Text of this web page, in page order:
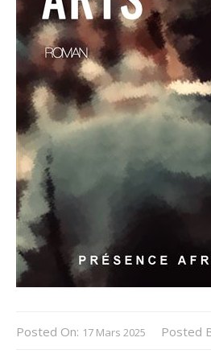
Posted On: 17 Mars 2025 Posted